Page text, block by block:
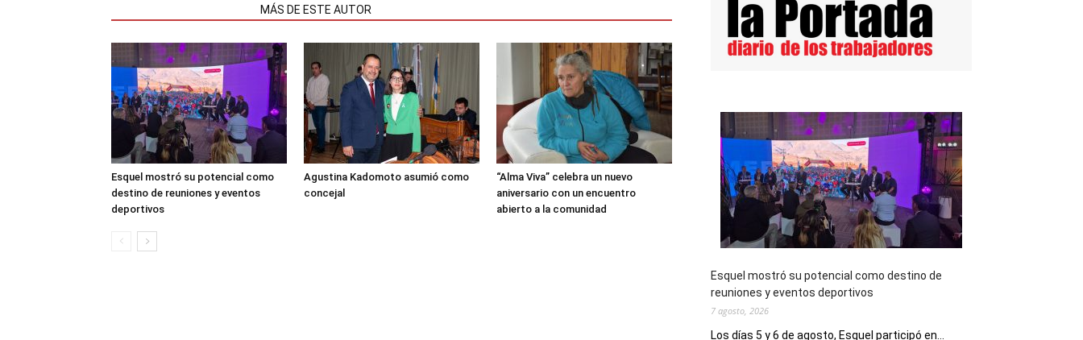
MÁS DE ESTE AUTOR
Esquel mostró su potencial como
destino de reuniones y eventos
deportivos
Agustina Kadomoto asumió como
concejal
“Alma Viva” celebra un nuevo
aniversario con un encuentro
abierto a la comunidad
Esquel mostró su potencial como destino de
reuniones y eventos deportivos
7 agosto, 2026
Los días 5 y 6 de agosto, Esquel participó en...